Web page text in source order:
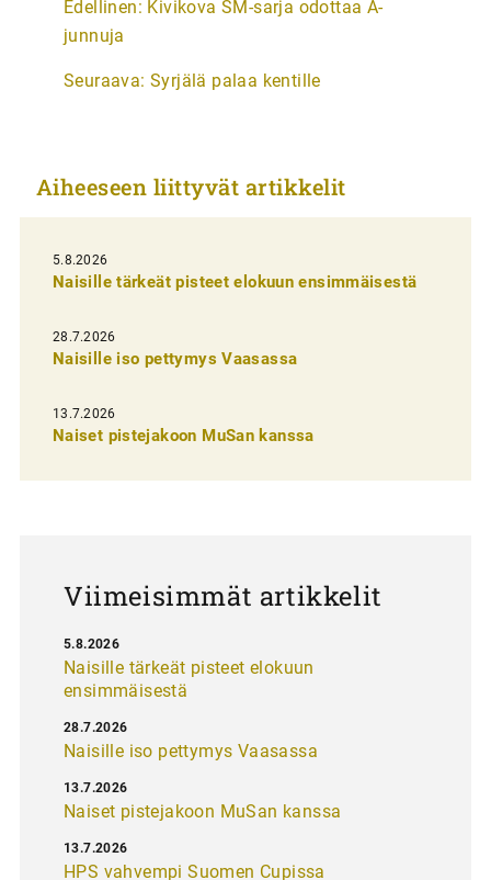
r
i
e
i
e
n
s
e
l
Edellinen: Kivikova SM-sarja odottaa A-
junnuja
Seuraava: Syrjälä palaa kentille
Aiheeseen liittyvät artikkelit
5.8.2026
Naisille tärkeät pisteet elokuun ensimmäisestä
28.7.2026
Naisille iso pettymys Vaasassa
13.7.2026
Naiset pistejakoon MuSan kanssa
Viimeisimmät artikkelit
Naisille tärkeät pisteet elokuun
ensimmäisestä
5.8.2026
Naisille iso pettymys Vaasassa
28.7.2026
Naiset pistejakoon MuSan kanssa
13.7.2026
HPS vahvempi Suomen Cupissa
13.7.2026